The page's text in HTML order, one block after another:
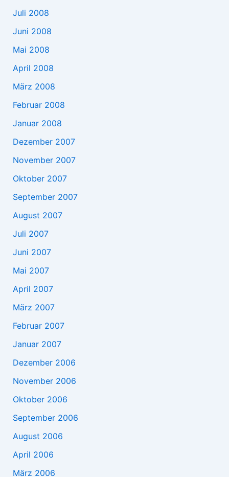
Juli 2008
Juni 2008
Mai 2008
April 2008
März 2008
Februar 2008
Januar 2008
Dezember 2007
November 2007
Oktober 2007
September 2007
August 2007
Juli 2007
Juni 2007
Mai 2007
April 2007
März 2007
Februar 2007
Januar 2007
Dezember 2006
November 2006
Oktober 2006
September 2006
August 2006
April 2006
März 2006